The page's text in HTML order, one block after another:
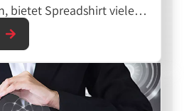
bietet Spreadshirt viele
und
Marke auf Produkte